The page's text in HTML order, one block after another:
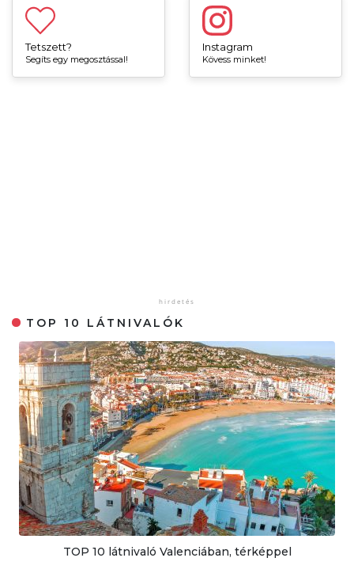
Tetszett?
Segíts egy megosztással!
Instagram
Kövess minket!
TOP 10 LÁTNIVALÓK
TOP 10 látnivaló Valenciában, térképpel